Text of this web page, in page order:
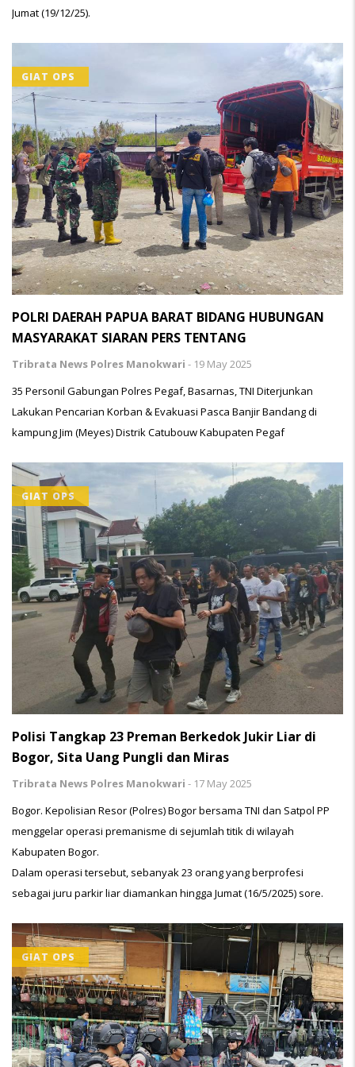
Jumat (19/12/25).
GIAT OPS
POLRI DAERAH PAPUA BARAT BIDANG HUBUNGAN
MASYARAKAT SIARAN PERS TENTANG
Tribrata News Polres Manokwari - 19 May 2025
35 Personil Gabungan Polres Pegaf, Basarnas, TNI Diterjunkan
Lakukan Pencarian Korban & Evakuasi Pasca Banjir Bandang di
kampung Jim (Meyes) Distrik Catubouw Kabupaten Pegaf
GIAT OPS
Polisi Tangkap 23 Preman Berkedok Jukir Liar di
Bogor, Sita Uang Pungli dan Miras
Tribrata News Polres Manokwari - 17 May 2025
Bogor. Kepolisian Resor (Polres) Bogor bersama TNI dan Satpol PP
menggelar operasi premanisme di sejumlah titik di wilayah
Kabupaten Bogor.
Dalam operasi tersebut, sebanyak 23 orang yang berprofesi
sebagai juru parkir liar diamankan hingga Jumat (16/5/2025) sore.
GIAT OPS